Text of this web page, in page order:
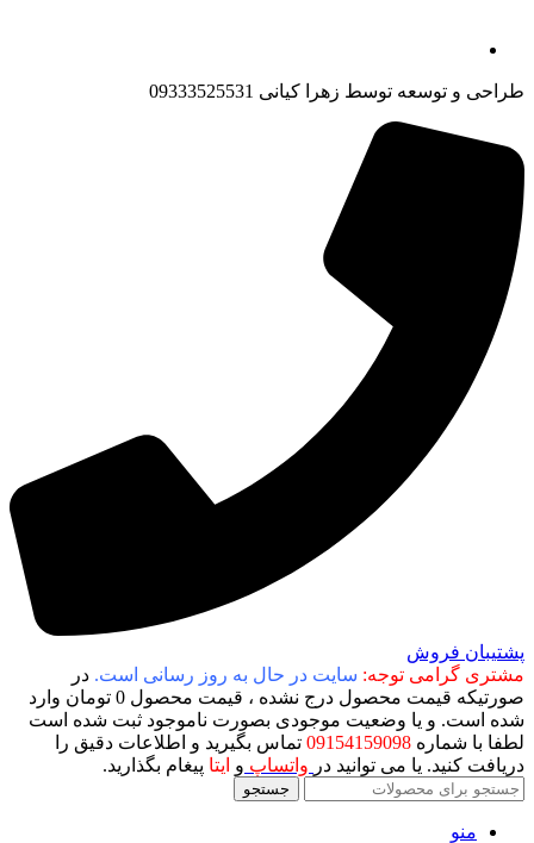
طراحی و توسعه توسط زهرا کیانی 09333525531
پشتیبان فروش
مشتری گرامی توجه: سایت در حال به روز رسانی است. در
صورتیکه قیمت محصول درج نشده ، قیمت محصول 0 تومان وارد
شده است. و یا وضعیت موجودی بصورت ناموجود ثبت شده است
لطفا با شماره 09154159098 تماس بگیرید و اطلاعات دقیق را
دریافت کنید. یا می توانید در واتساپ و ایتا پیغام بگذارید.
جستجو
منو